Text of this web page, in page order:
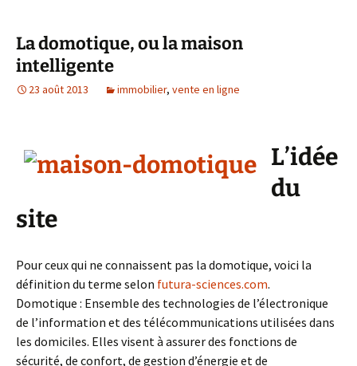
La domotique, ou la maison
intelligente
23 août 2013 immobilier, vente en ligne
L’idée
du
site
Pour ceux qui ne connaissent pas la domotique, voici la
définition du terme selon futura-sciences.com.
Domotique : Ensemble des technologies de l’électronique
de l’information et des télécommunications utilisées dans
les domiciles. Elles visent à assurer des fonctions de
sécurité, de confort, de gestion d’énergie et de